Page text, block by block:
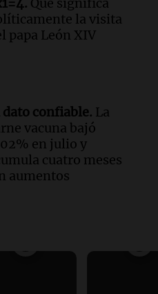
la visita
papa León XIV
dato confiable. La
vacuna bajó
en julio y
cuatro meses
aumentos